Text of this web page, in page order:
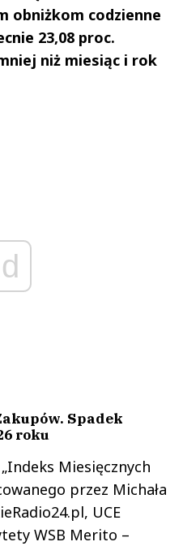
obniżkom codzienne
23,08 proc.
niż miesiąc i rok
Spadek
roku
Miesięcznych
przez Michała
UCE
WSB Merito –